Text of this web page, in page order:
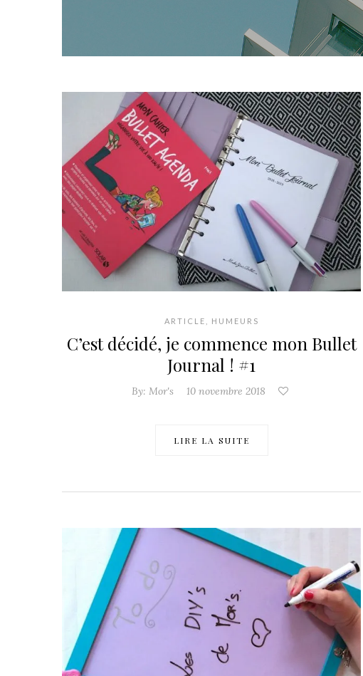
ARTICLE HUMEURS
C’est décidé, je commence mon Bullet
Journal ! #1
By: Mor's 10 novembre 2018
LIRE LA SUITE